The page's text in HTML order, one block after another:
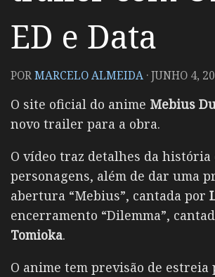
ED e Data
PORMARCELO ALMEIDA ·JUNHO 4,
O site oficial do anime Mebius
novo trailer para a obra.
O vídeo traz detalhes da história
personagens, além de dar uma
abertura “Mebius”, cantada por
encerramento “Dilemma”,
Tomioka.
O anime tem previsão de estreia